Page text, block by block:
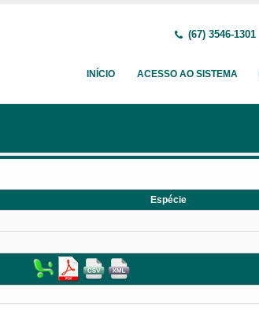
(67) 3546-1301
INÍCIO ACESSO AO SISTEMA
Espécie